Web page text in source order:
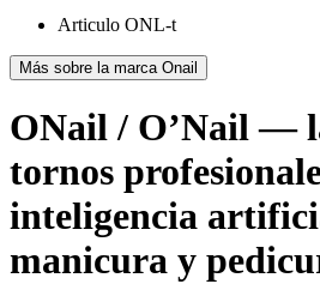
Articulo ONL-t
Más sobre la marca Onail
ONail / O’Nail —
tornos
inteligencia
manicura y